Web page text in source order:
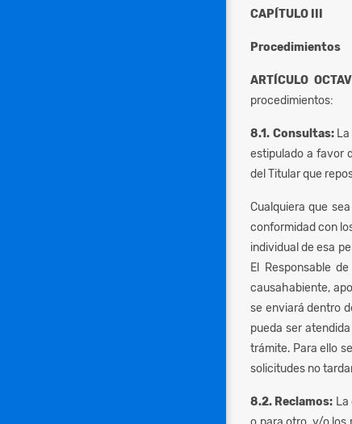
CAPÍTULO III
Procedimientos
ARTÍCULO
procedimientos:
8.1. Consultas:
estipulado a favor
del Titular que
Cualquiera que
conformidad con
individual de esa
El Responsable
causahabiente,
se enviará dentro
pueda ser
trámite. Para ello
solicitudes no
8.2. Reclamos: